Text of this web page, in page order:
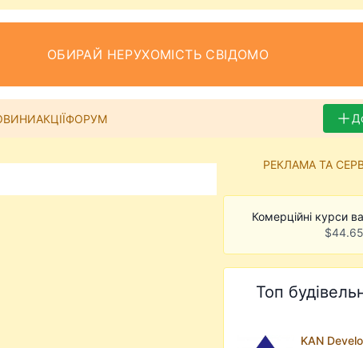
ОБИРАЙ НЕРУХОМІСТЬ СВІДОМО
АКЦІЇФОРУМ
РЕКЛАМА ТА
Комерційні курси
$44.65
Топ
KAN